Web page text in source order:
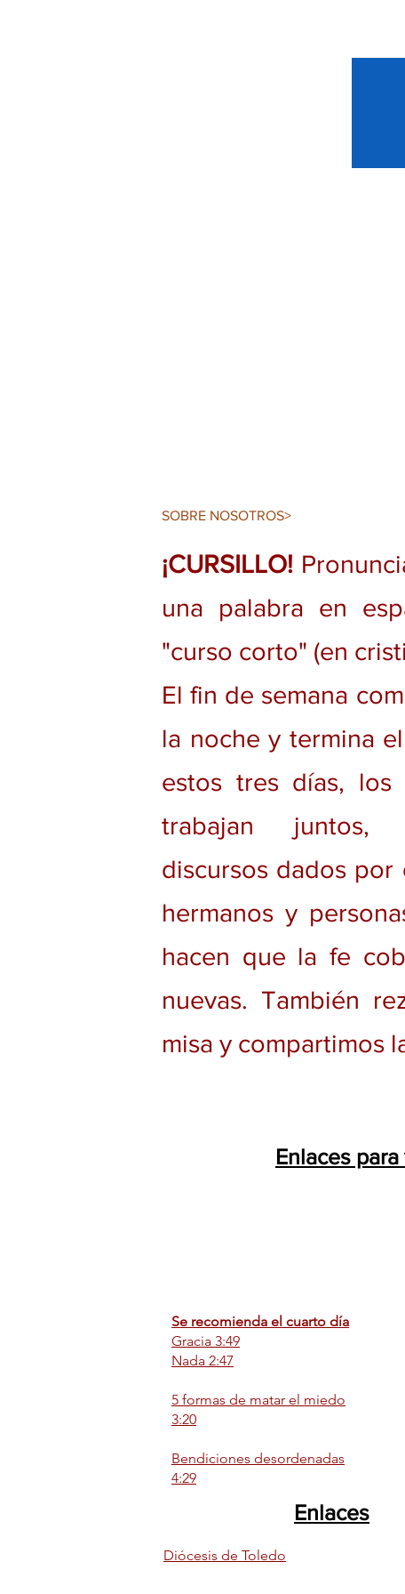
SOBRE NOSOTROS>
¡CURSILLO!
una palabra en
"curso corto" (en
El fin de semana
la noche y termina
estos tres días, los
trabajan juntos,
discursos dados por
hermanos y
hacen que la fe
nuevas. También
misa y compartimos
Enlaces para
Se recomienda el cuarto día
Gracia 3:49
Nada 2:47
5 formas de matar el miedo
3:20
Bendiciones desordenadas
4:29
Enlaces
Diócesis de Toledo